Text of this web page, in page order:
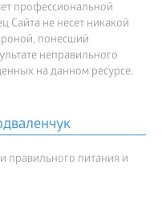
профессиональной
Сайта не несет никакой
понесший
неправильного
на данном ресурсе.
правильного питания и